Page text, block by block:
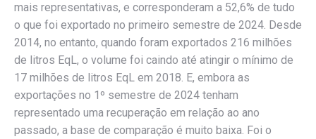
mais representativas, e corresponderam a 52,6% de tudo
o que foi exportado no primeiro semestre de 2024. Desde
2014, no entanto, quando foram exportados 216 milhões
de litros EqL, o volume foi caindo até atingir o mínimo de
17 milhões de litros EqL em 2018. E, embora as
exportações no 1º semestre de 2024 tenham
representado uma recuperação em relação ao ano
passado, a base de comparação é muito baixa. Foi o